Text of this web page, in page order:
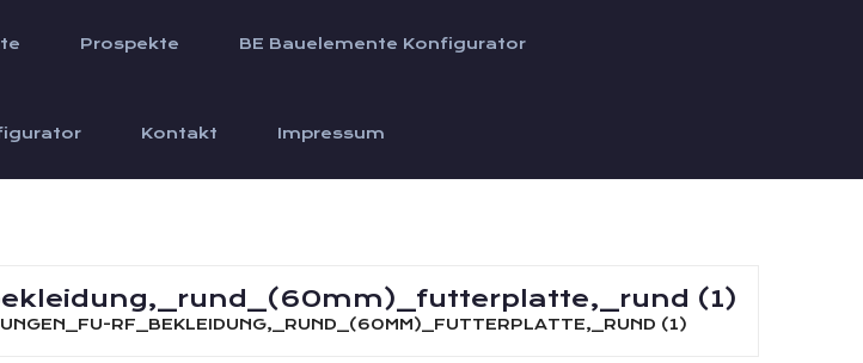
Prospekte BE Bauelemente Konfigurator
Kontakt Impressum
(1)
RF_BEKLEIDUNG,_RUND_(60MM)_FUTTERPLATTE,_RUND (1)